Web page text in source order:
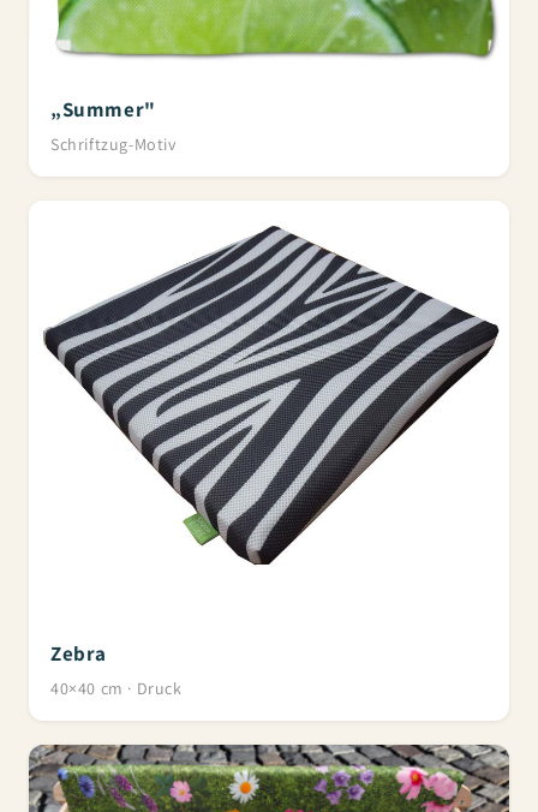
„Summer"
Schriftzug-Motiv
Zebra
40×40 cm · Druck